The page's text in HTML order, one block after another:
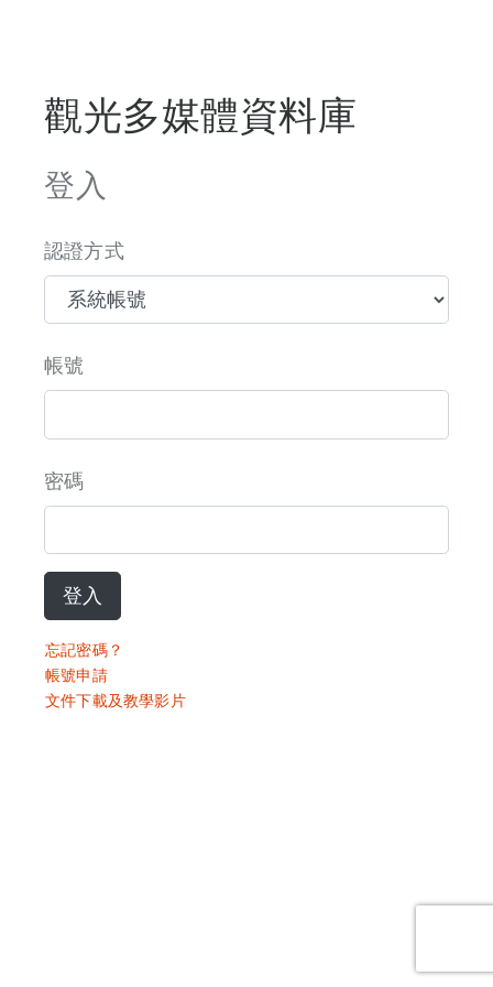
觀光多媒體資料庫
登入
認證方式
帳號
密碼
登入
忘記密碼？
帳號申請
文件下載及教學影片